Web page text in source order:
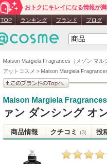
Maison Margiela Fragrances（メゾン マ
アットコスメ > Maison Margiela
おトクにキレイになる情報が満
TOP ランキング ブランド ブログ
Maison Margiela Fragrances
ァン ダンシング オ
商品情報 クチコミ (3) 投